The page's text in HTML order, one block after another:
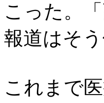
こった。
報道はそ
これまで